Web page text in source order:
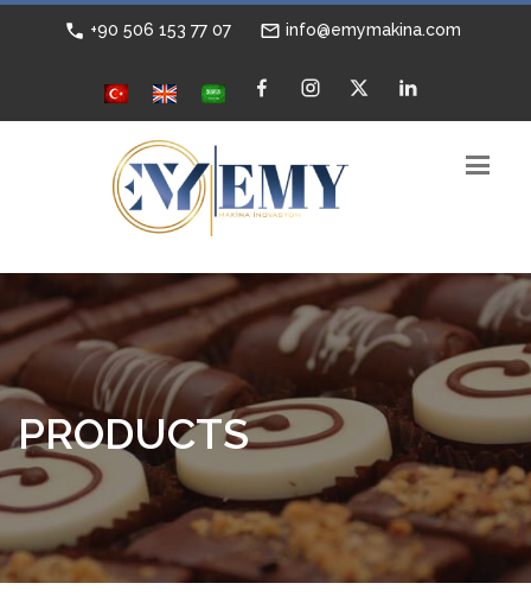
+90 506 153 77 07 info@emymakina.com
PRODUCTS